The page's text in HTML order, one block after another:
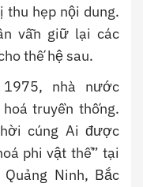
thu hẹp nội dung.
vẫn giữ lại các
thế hệ sau.
nhà nước
truyền thống.
cúng Ai được
phi vật thể” tại
Ninh, Bắc